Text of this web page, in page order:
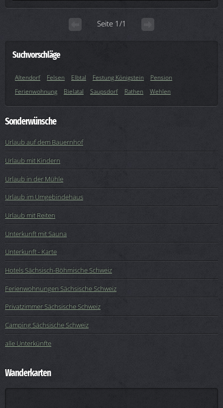
Seite 1/1
Suchvorschläge
Altendorf Felsen Elbtal Festung Königstein
Pension
Ferienwohnung
Bielatal Saupsdorf Rathen Wehlen
Sonderwünsche
Urlaub auf dem Bauernhof
Urlaub mit Kindern
Urlaub in der Mühle
Urlaub im Umgebindehaus
Urlaub mit Reiten
Unterkunft mit Sauna
Unterkunft - Karte
Hotels Sächsisch-Böhmische Schweiz
Ferienwohnungen Sächsische Schweiz
Privatzimmer Sächsische Schweiz
Camping Sächsische Schweiz
alle Unterkünfte
Wanderkarten